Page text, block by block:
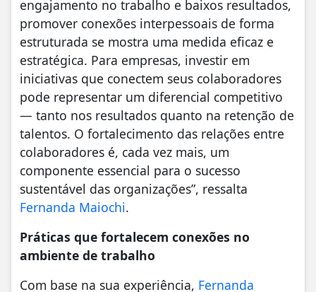
engajamento no trabalho e baixos resultados,
promover conexões interpessoais de forma
estruturada se mostra uma medida eficaz e
estratégica. Para empresas, investir em
iniciativas que conectem seus colaboradores
pode representar um diferencial competitivo
— tanto nos resultados quanto na retenção de
talentos. O fortalecimento das relações entre
colaboradores é, cada vez mais, um
componente essencial para o sucesso
sustentável das organizações”, ressalta
Fernanda Maiochi.
Práticas que fortalecem conexões no
ambiente de trabalho
Com base na sua experiência, Fernanda